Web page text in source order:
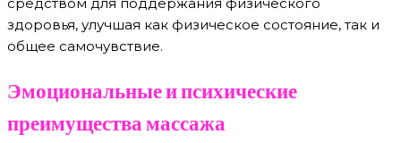
здоровья, улучшая как физическое состояние, так и
общее самочувствие.
Эмоциональные и психические
преимущества массажа